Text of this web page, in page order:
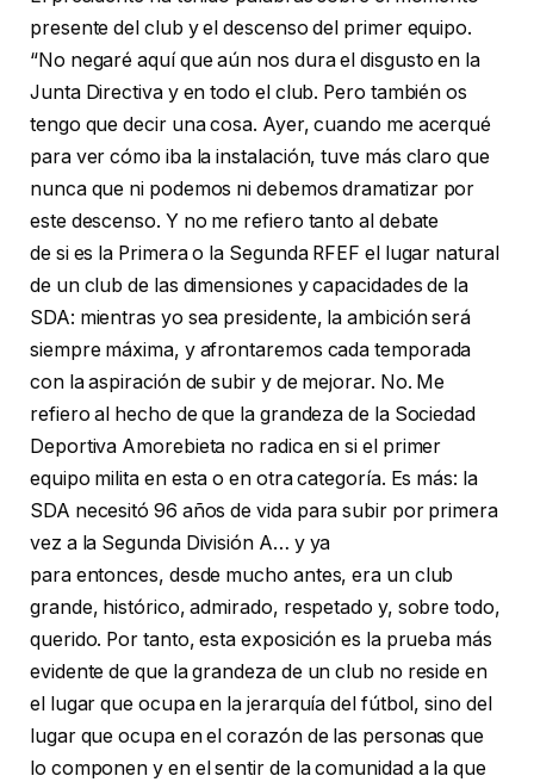
presente del club y el descenso del primer equipo.
“No negaré aquí que aún nos dura el disgusto en la
Junta Directiva y en todo el club. Pero también os
tengo que decir una cosa. Ayer, cuando me acerqué
para ver cómo iba la instalación, tuve más claro que
nunca que ni podemos ni debemos dramatizar por
este descenso. Y no me refiero tanto al debate
de si es la Primera o la Segunda RFEF el lugar natural
de un club de las dimensiones y capacidades de la
SDA: mientras yo sea presidente, la ambición será
siempre máxima, y afrontaremos cada temporada
con la aspiración de subir y de mejorar. No. Me
refiero al hecho de que la grandeza de la Sociedad
Deportiva Amorebieta no radica en si el primer
equipo milita en esta o en otra categoría. Es más: la
SDA necesitó 96 años de vida para subir por primera
vez a la Segunda División A… y ya
para entonces, desde mucho antes, era un club
grande, histórico, admirado, respetado y, sobre todo,
querido. Por tanto, esta exposición es la prueba más
evidente de que la grandeza de un club no reside en
el lugar que ocupa en la jerarquía del fútbol, sino del
lugar que ocupa en el corazón de las personas que
lo componen y en el sentir de la comunidad a la que